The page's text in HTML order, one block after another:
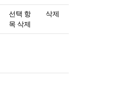
선택 항
목 삭제
삭제